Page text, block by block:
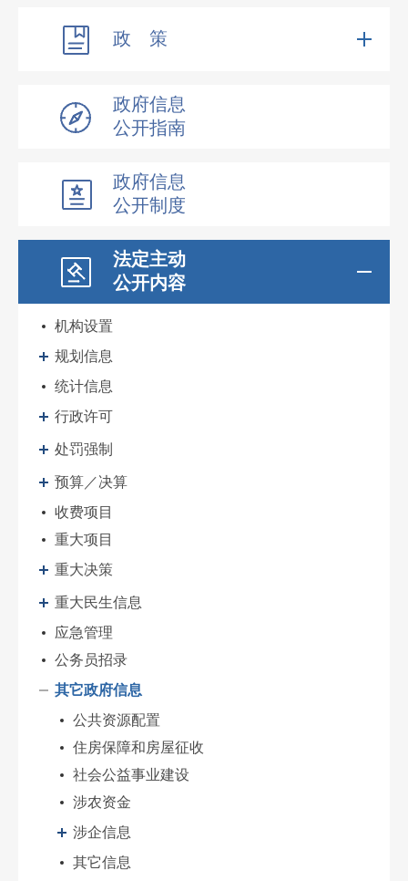
政 策
政府信息
公开指南
政府信息
公开制度
法定主动
公开内容
机构设置
规划信息
统计信息
行政许可
处罚强制
预算／决算
收费项目
重大项目
重大决策
重大民生信息
应急管理
公务员招录
其它政府信息
公共资源配置
住房保障和房屋征收
社会公益事业建设
涉农资金
涉企信息
其它信息